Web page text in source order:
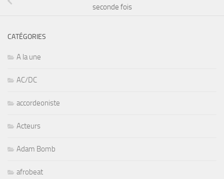
seconde fois
CATÉGORIES
A la une
AC/DC
accordeoniste
Acteurs
Adam Bomb
afrobeat